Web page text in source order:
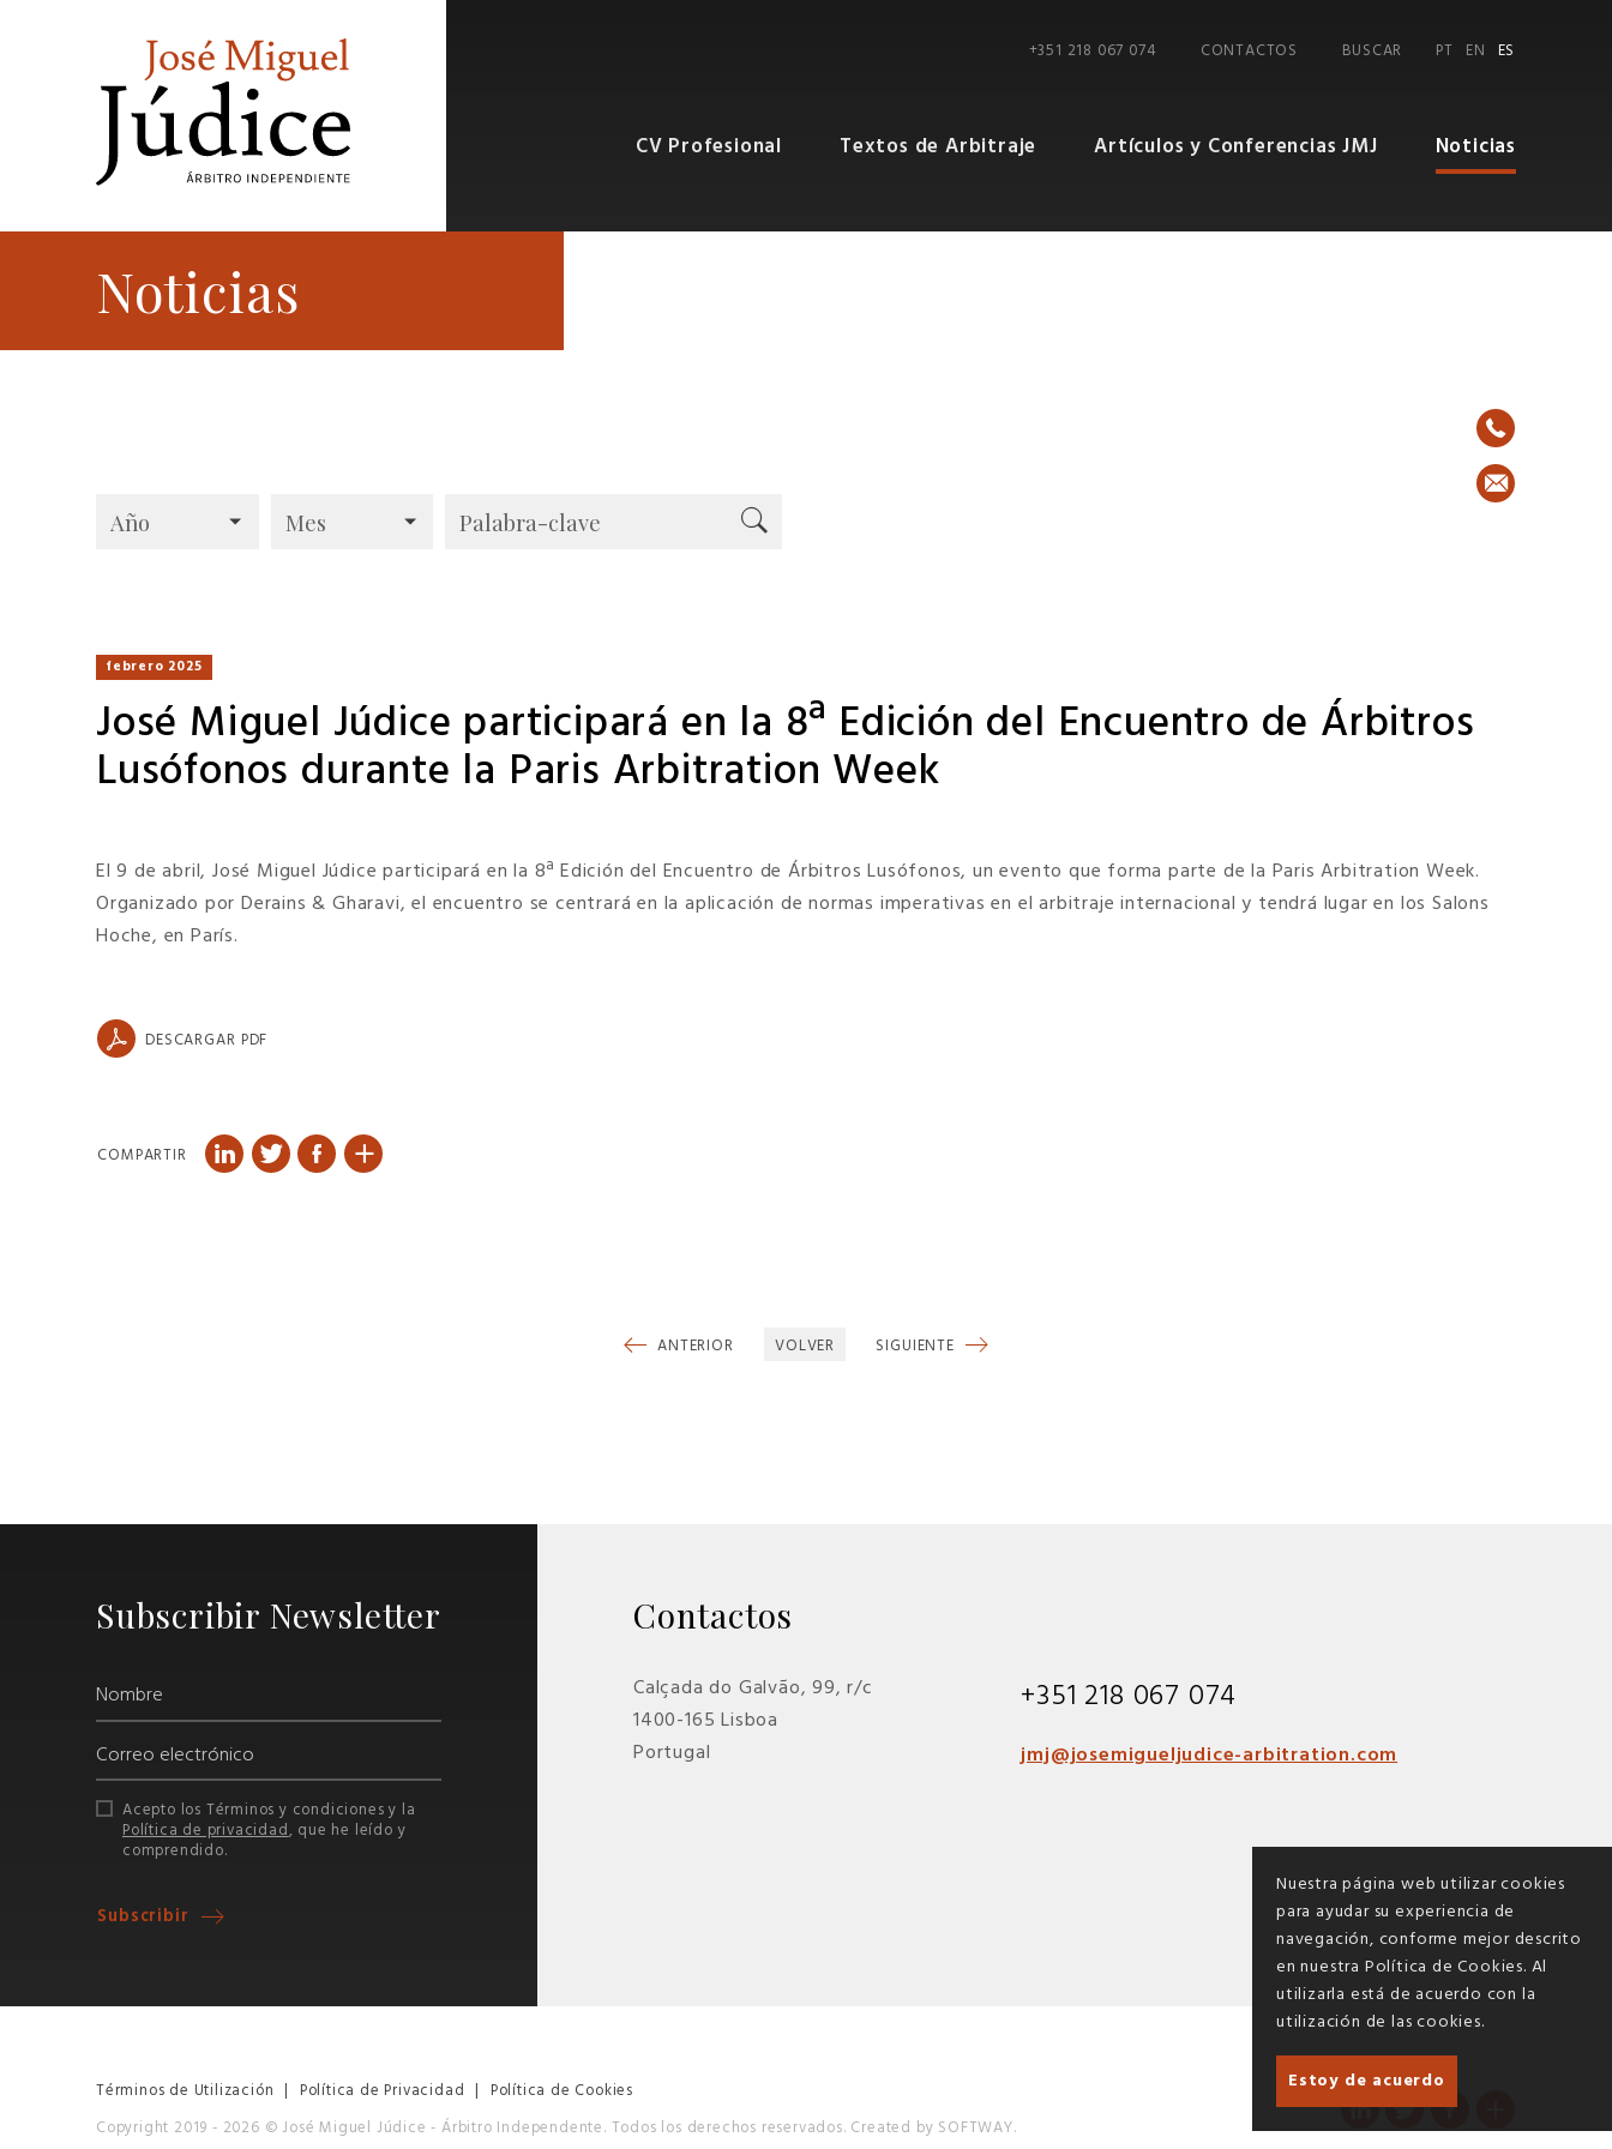
+351 218 067 074 CONTACTOS BUSCAR PT EN ES
CV Profesional Textos de Arbitraje Artículos y Conferencias JMJ Noticias
Noticias
febrero 2025
José Miguel Júdice participará en la 8ª Edición del Encuentro de Árbitros
Lusófonos durante la Paris Arbitration Week
El 9 de abril, José Miguel Júdice participará en la 8ª Edición del Encuentro de Árbitros Lusófonos, un evento que forma parte de la Paris Arbitration Week.
Organizado por Derains & Gharavi, el encuentro se centrará en la aplicación de normas imperativas en el arbitraje internacional y tendrá lugar en los Salons
Hoche, en París.
DESCARGAR PDF
COMPARTIR
ANTERIOR VOLVER SIGUIENTE
Subscribir Newsletter
Acepto los Términos y condiciones y la
Política de privacidad, que he leído y
comprendido.
Subscribir
Contactos
Calçada do Galvão, 99, r/c
1400-165 Lisboa
Portugal
+351 218 067 074
jmj@josemigueljudice-arbitration.com
Términos de Utilización | Política de Privacidad | Política de Cookies
Copyright 2019 - 2026 © José Miguel Júdice - Árbitro Independente. Todos los derechos reservados. Created by SOFTWAY.
Nuestra página web utilizar cookies
para ayudar su experiencia de
navegación, conforme mejor descrito
en nuestra Política de Cookies. Al
utilizarla está de acuerdo con la
utilización de las cookies.
Estoy de acuerdo